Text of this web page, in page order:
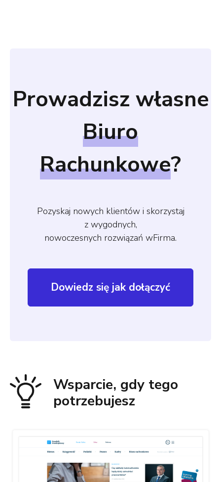
Prowadzisz własne
Biuro
Rachunkowe?
Pozyskaj nowych klientów i skorzystaj
z wygodnych,
nowoczesnych rozwiązań wFirma.
Dowiedz się jak dołączyć
Wsparcie, gdy tego
potrzebujesz